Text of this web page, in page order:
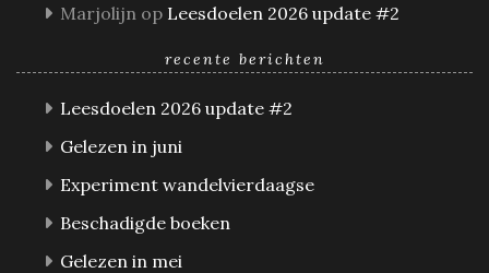
Marjolijn op Leesdoelen 2026 update #2
recente berichten
Leesdoelen 2026 update #2
Gelezen in juni
Experiment wandelvierdaagse
Beschadigde boeken
Gelezen in mei